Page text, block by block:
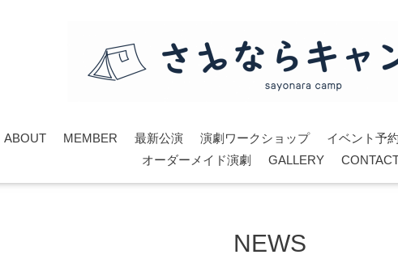
ABOUT MEMBER 最新公演 演劇ワークショップ イベント予約
オーダーメイド演劇
GALLERY
NEWS